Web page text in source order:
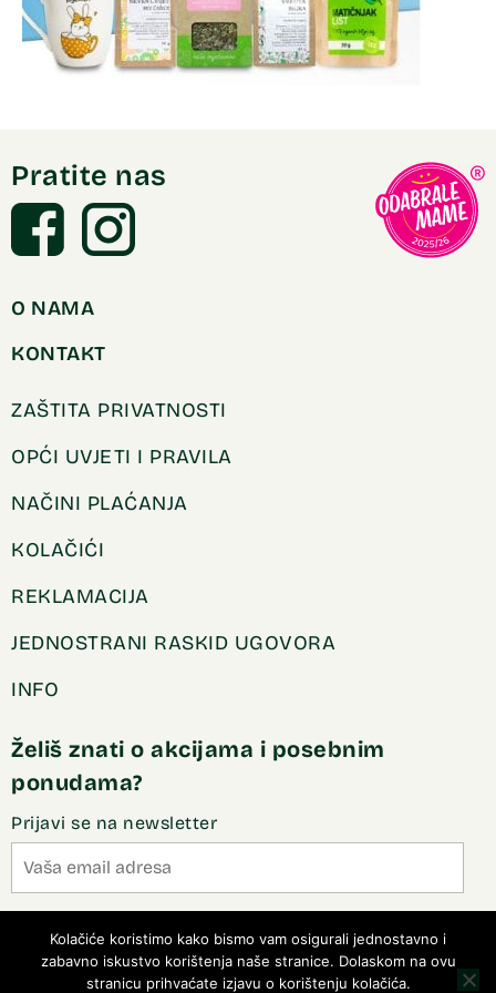
Pratite nas
O NAMA
KONTAKT
ZAŠTITA PRIVATNOSTI
OPĆI UVJETI I PRAVILA
NAČINI PLAĆANJA
KOLAČIĆI
REKLAMACIJA
JEDNOSTRANI RASKID UGOVORA
INFO
Želiš znati o akcijama i posebnim
ponudama?
Prijavi se na newsletter
Kolačiće koristimo kako bismo vam osigurali jednostavno i
zabavno iskustvo korištenja naše stranice. Dolaskom na ovu
stranicu prihvaćate izjavu o korištenju kolačića.